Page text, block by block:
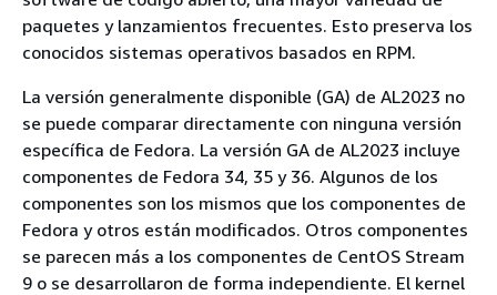
paquetes y lanzamientos frecuentes. Esto preserva los
conocidos sistemas operativos basados en RPM.
La versión generalmente disponible (GA) de AL2023 no
se puede comparar directamente con ninguna versión
específica de Fedora. La versión GA de AL2023 incluye
componentes de Fedora 34, 35 y 36. Algunos de los
componentes son los mismos que los componentes de
Fedora y otros están modificados. Otros componentes
se parecen más a los componentes de CentOS Stream
9 o se desarrollaron de forma independiente. El kernel